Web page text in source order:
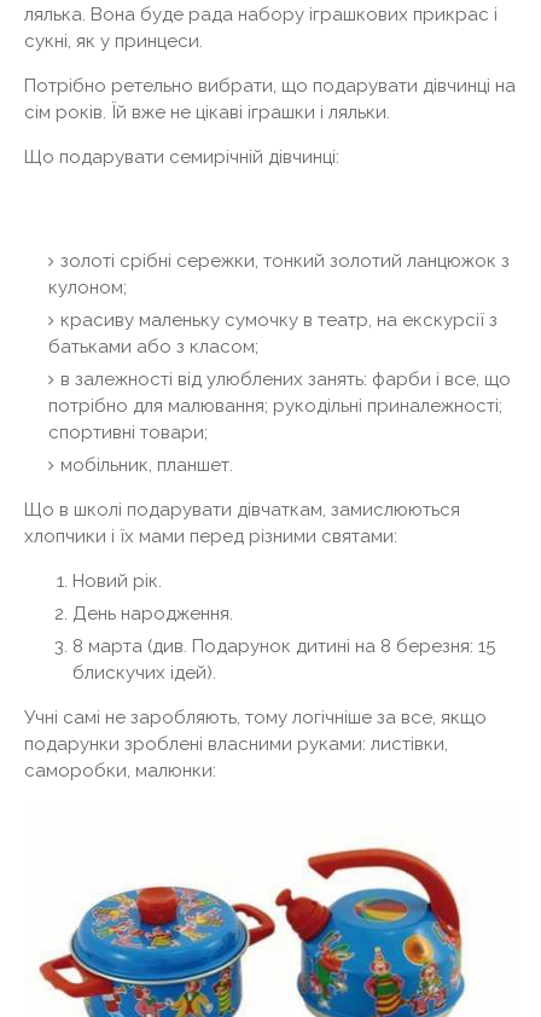
лялька. Вона буде рада набору іграшкових прикрас і
сукні, як у принцеси.
Потрібно ретельно вибрати, що подарувати дівчинці на
сім років. Їй вже не цікаві іграшки і ляльки.
Що подарувати семирічній дівчинці:
золоті срібні сережки, тонкий золотий ланцюжок з
кулоном;
красиву маленьку сумочку в театр, на екскурсії з
батьками або з класом;
в залежності від улюблених занять: фарби і все, що
потрібно для малювання; рукодільні приналежності;
спортивні товари;
мобільник, планшет.
Що в школі подарувати дівчаткам, замислюються
хлопчики і їх мами перед різними святами:
Новий рік.
День народження.
8 марта (див. Подарунок дитині на 8 березня: 15
блискучих ідей).
Учні самі не заробляють, тому логічніше за все, якщо
подарунки зроблені власними руками: листівки,
саморобки, малюнки: